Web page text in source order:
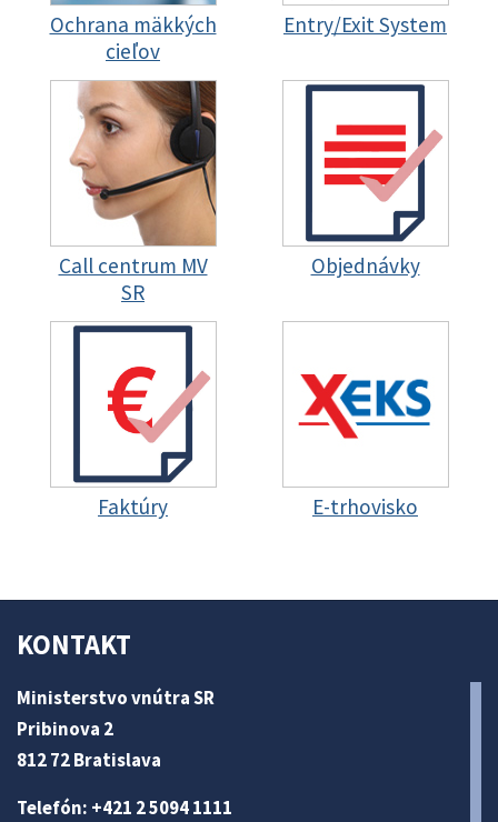
Ochrana mäkkých
cieľov
Entry/Exit System
Call centrum MV
SR
Objednávky
Faktúry E-trhovisko
KONTAKT
Ministerstvo vnútra SR
Pribinova 2
812 72 Bratislava
Telefón: +421 2 5094 1111